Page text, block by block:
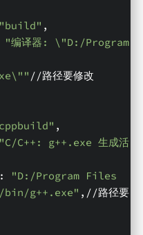
"build" ,
"编译器: \"D:/Program
//路径要修改
,
"C/C++: g++.exe 生成活
:
"D:/Program Files
bin/g++.exe" ,//路径要